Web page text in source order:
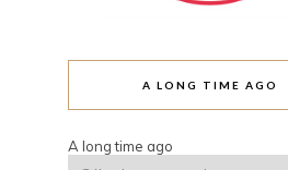
A LONG TIME AGO
A long time ago